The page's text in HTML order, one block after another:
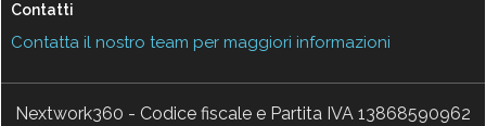
Contatti
Contatta il nostro team per maggiori informazioni
Nextwork360 - Codice fiscale e Partita IVA 13868590962